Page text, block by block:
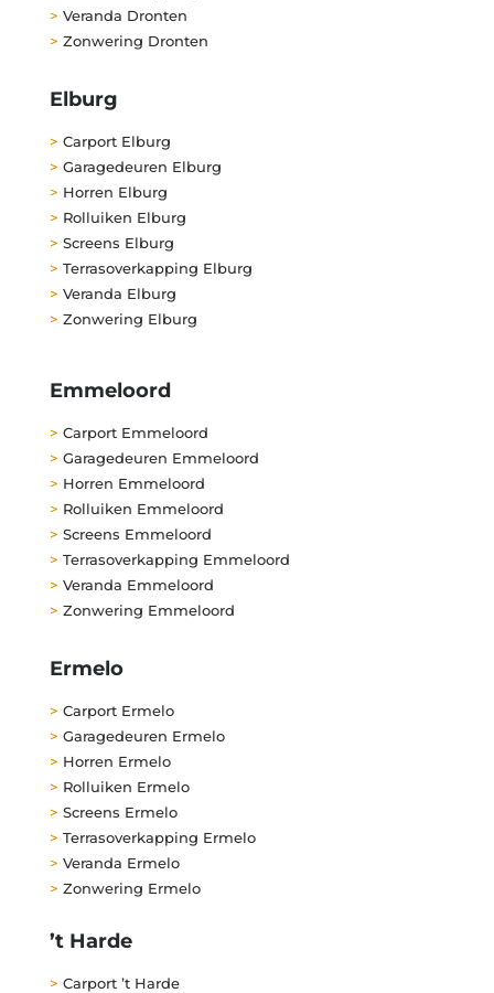
> Veranda Dronten
> Zonwering Dronten
Elburg
> Carport Elburg
> Garagedeuren Elburg
> Horren Elburg
> Rolluiken Elburg
> Screens Elburg
> Terrasoverkapping Elburg
> Veranda Elburg
> Zonwering Elburg
Emmeloord
> Carport Emmeloord
> Garagedeuren Emmeloord
> Horren Emmeloord
> Rolluiken Emmeloord
> Screens Emmeloord
> Terrasoverkapping Emmeloord
> Veranda Emmeloord
> Zonwering Emmeloord
Ermelo
> Carport Ermelo
> Garagedeuren Ermelo
> Horren Ermelo
> Rolluiken Ermelo
> Screens Ermelo
> Terrasoverkapping Ermelo
> Veranda Ermelo
> Zonwering Ermelo
’t Harde
> Carport ’t Harde